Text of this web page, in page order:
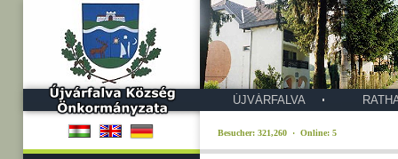
ÚJVÁRFALVA
Besucher: 321,260 · Online: 5